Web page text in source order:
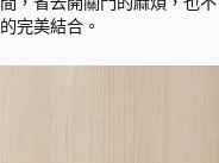
完美結合。